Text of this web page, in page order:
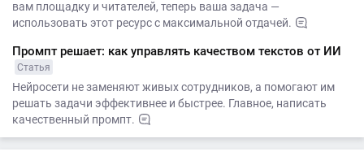
вам площадку и читателей, теперь ваша задача —
использовать этот ресурс с максимальной отдачей.
Промпт решает: как управлять качеством текстов от ИИ
Статья
Нейросети не заменяют живых сотрудников, а помогают им
решать задачи эффективнее и быстрее. Главное, написать
качественный промпт.